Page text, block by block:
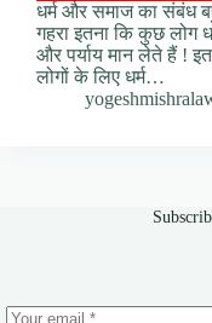
धर्म और समाज का संबंध
गहरा इतना कि कुछ लोग
और पर्याय मान लेते हैं !
लोगों के लिए धर्म…